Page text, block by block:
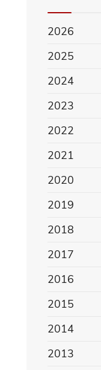
2026
2025
2024
2023
2022
2021
2020
2019
2018
2017
2016
2015
2014
2013